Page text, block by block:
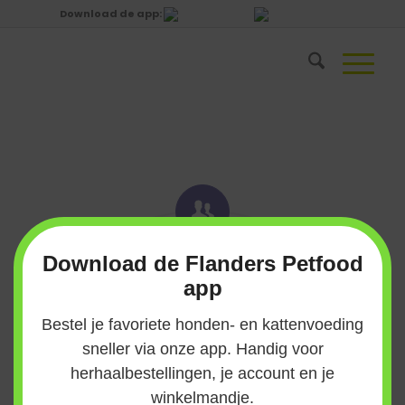
Download de app:
Even kennismaken
Voor voedingsadvies, vragen
Er eens tussenuit zonder uw
viervoeter? Wij bieden een
Fokker, hondenschool,
hondenopvang, handelaar of
grootverbruiker?
Uw gegevens en een
Voor honden- en
kattenvoeding en gezonde
Download de Flanders Petfood
app
Bestel je favoriete honden- en kattenvoeding
sneller via onze app. Handig voor
herhaalbestellingen, je account en je
winkelmandje.
×